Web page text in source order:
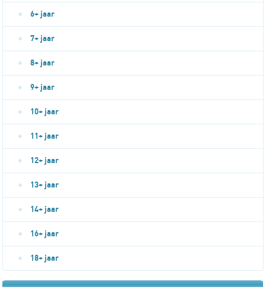
6+ jaar
7+ jaar
8+ jaar
9+ jaar
10+ jaar
11+ jaar
12+ jaar
13+ jaar
14+ jaar
16+ jaar
18+ jaar